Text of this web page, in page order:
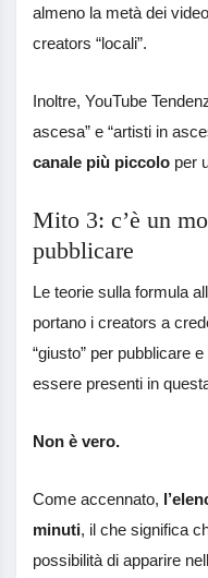
almeno la metà dei
creators “locali”.
Inoltre, YouTube
ascesa” e “artisti in
canale più piccolo per
Mito 3: c’è un
pubblicare
Le teorie sulla formula
portano i creators a
“giusto” per pubblicare
essere presenti in
Non è vero.
Come accennato,
minuti, il che significa
possibilità di apparire